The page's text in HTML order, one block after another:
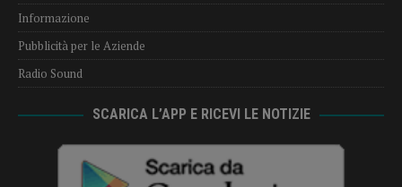
Informazione
Pubblicità per le Aziende
Radio Sound
SCARICA L’APP E RICEVI LE NOTIZIE